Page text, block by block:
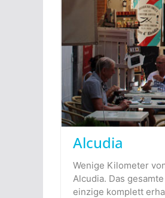
Alcudia
Wenige Kilometer
Alcudia. Das
einzige komplett